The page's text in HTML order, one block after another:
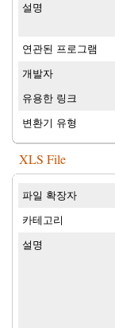
설명
연관된 프로그램
개발자
유용한 링크
변환기 유형
XLS File
파일 확장자
카테고리
설명